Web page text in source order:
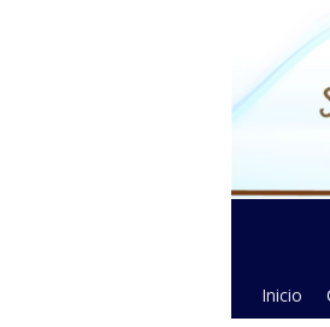
Inicio